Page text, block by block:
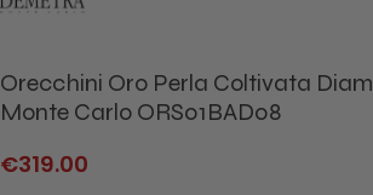
Orecchini Oro Perla Coltivata
Monte Carlo ORS01BAD08
€319.00